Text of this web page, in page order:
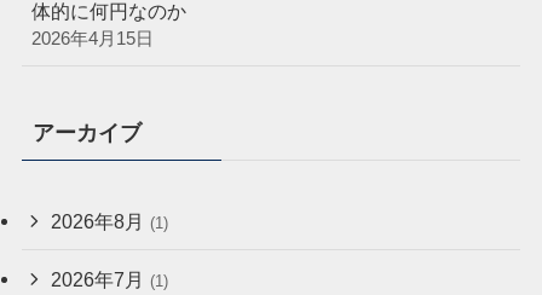
体的に何円なのか
2026年4月15日
アーカイブ
2026年8月 (1)
2026年7月 (1)